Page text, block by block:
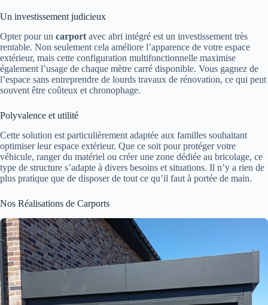
Un investissement judicieux
Opter pour un carport avec abri intégré est un investissement très
rentable. Non seulement cela améliore l’apparence de votre espace
extérieur, mais cette configuration multifonctionnelle maximise
également l’usage de chaque mètre carré disponible. Vous gagnez de
l’espace sans entreprendre de lourds travaux de rénovation, ce qui peut
souvent être coûteux et chronophage.
Polyvalence et utilité
Cette solution est particulièrement adaptée aux familles souhaitant
optimiser leur espace extérieur. Que ce soit pour protéger votre
véhicule, ranger du matériel ou créer une zone dédiée au bricolage, ce
type de structure s’adapte à divers besoins et situations. Il n’y a rien de
plus pratique que de disposer de tout ce qu’il faut à portée de main.
Nos Réalisations de Carports